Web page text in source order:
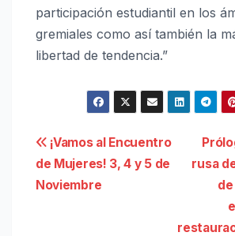
participación estudiantil en los
gremiales como así también la
libertad de tendencia.”
Navegación
de
rusa
¡Vamos al Encuentro
de Mujeres! 3, 4 y 5 de
Noviembre